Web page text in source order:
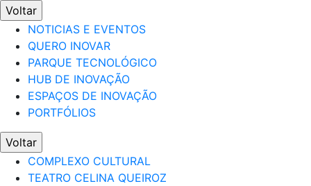
Voltar
NOTICIAS E EVENTOS
QUERO INOVAR
PARQUE TECNOLÓGICO
HUB DE INOVAÇÃO
ESPAÇOS DE INOVAÇÃO
PORTFÓLIOS
Voltar
COMPLEXO CULTURAL
TEATRO CELINA QUEIROZ